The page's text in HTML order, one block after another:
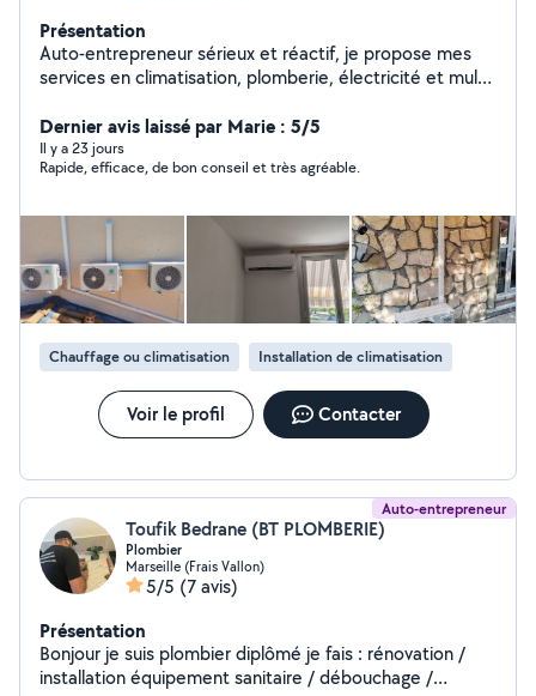
Présentation
Auto-entrepreneur sérieux et réactif, je propose mes
services en climatisation, plomberie, électricité et multi-
et dépannage de climatisation. Travaux de plomberie et
recherche de fuite. Petits travaux d'électricité et
dépannage Montage, réparation et entretien divers
j'interviens avec professionnalisme pour tous vos
besoins en dépannage, pose et entretien. Devis rapide
et conseils personnalisés Travail propre, efficace et à
prix raisonnable Facebook : Jc Julien Coppè
Dernier avis laissé par Marie : 5/5
Il y a 23 jours
Rapide, efficace, de bon conseil et très agréable.
Chauffage ou climatisation Installation de climatisation
Voir le profil Contacter
Auto-entrepreneur
Toufik Bedrane (BT PLOMBERIE)
Plombier
Marseille (Frais Vallon)
5/5 (7 avis)
Présentation
Bonjour je suis plombier diplômé je fais : rénovation /
installation équipement sanitaire / débouchage /